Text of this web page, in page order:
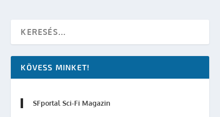
KÖVESS MINKET!
SFportal Sci-Fi Magazin